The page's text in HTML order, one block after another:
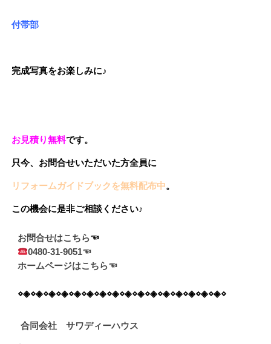
付帯部
完成写真をお楽しみに♪
お見積り無料です。
只今、お問合せいただいた方全員に
リフォームガイドブックを無料配布中。
この機会に是非ご相談ください♪
お問合せはこちら
0480-31-9051☜
ホームページはこちら☜
⋄◈⋄◈⋄◈⋄◈⋄◈⋄◈⋄◈⋄◈⋄◈⋄◈⋄◈⋄◈⋄◈⋄◈⋄◈⋄◈⋄
合同会社 サワディーハウス